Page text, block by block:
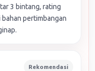
3 bintang, rating
pertimbangan
Rekomendasi